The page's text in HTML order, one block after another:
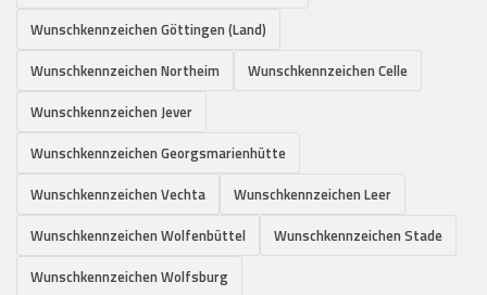
Wunschkennzeichen Göttingen (Land)
Wunschkennzeichen Northeim
Wunschkennzeichen Celle
Wunschkennzeichen Jever
Wunschkennzeichen Georgsmarienhütte
Wunschkennzeichen Vechta
Wunschkennzeichen Leer
Wunschkennzeichen Wolfenbüttel
Wunschkennzeichen Stade
Wunschkennzeichen Wolfsburg